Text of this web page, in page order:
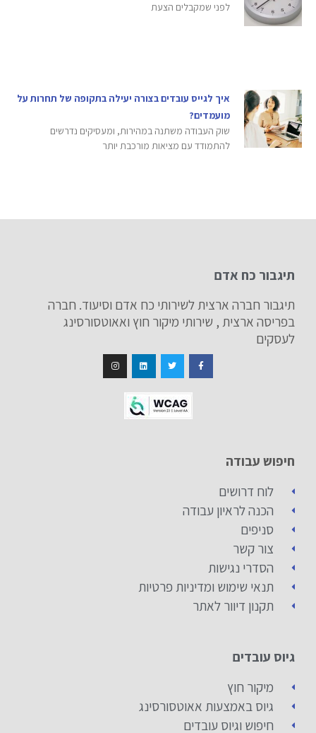
לפני שמקבלים הצעת
איך לגייס עובדים בצורה יעילה בתקופה של תחרות על
מועמדים?
שוק העבודה משתנה במהירות, ומעסיקים נדרשים
להתמודד עם מציאות מורכבת יותר
תיגבור כח אדם
תיגבור חברה ארצית לשירותי כח אדם וסיעוד. חברה
בפריסה ארצית , שירותי מיקור חוץ ואאוטסורסינג
לעסקים
חיפוש עבודה
לוח דרושים
הכנה לראיון עבודה
סניפים
צור קשר
הסדרי נגישות
תנאי שימוש ומדיניות פרטיות
תקנון דיוור לאתר
גיוס עובדים
מיקור חוץ
גיוס באמצעות אאוטסורסינג
חיפוש וגיוס עובדים